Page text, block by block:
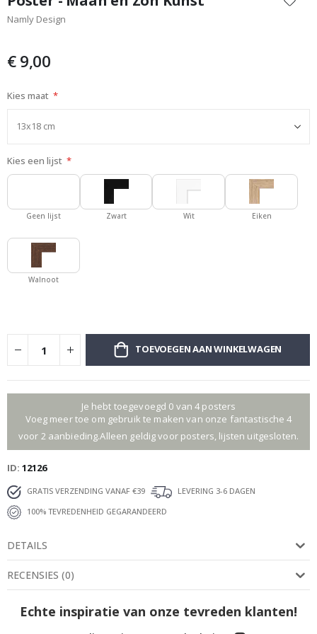
het
begin
afbeeldingen-
Namly Design
€ 9,00
Kies maat
Kies een lijst
Geen lijst Zwart Wit Eiken
Walnoot
TOEVOEGEN AAN WINKELWAGEN
Je hebt toegevoegd 0 van 4 posters
Voeg meer toe om gebruik te maken van onze fantastische 4
voor 2 aanbieding.Alleen geldig voor posters, lijsten uitgesloten.
ID 12126
GRATIS VERZENDING VANAF €39
LEVERING 3-6 DAGEN
100% TEVREDENHEID GEGARANDEERD
DETAILS
RECENSIES (0)
Echte inspiratie van onze tevreden klanten!